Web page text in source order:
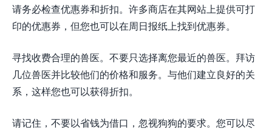
请务必检查优惠券和折扣。许多商店在其网站上提供可打
印的优惠券，但您也可以在周日报纸上找到优惠券。
寻找收费合理的兽医。不要只选择离您最近的兽医。拜访
几位兽医并比较他们的价格和服务。与他们建立良好的关
系，这样您也可以获得折扣。
请记住，不要以省钱为借口，忽视狗狗的要求。您可以尽